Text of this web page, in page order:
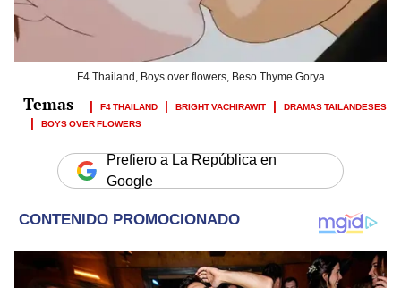
F4 Thailand, Boys over flowers, Beso Thyme Gorya
F4 THAILAND BRIGHT VACHIRAWIT
DRAMAS TAILANDESES
BOYS OVER FLOWERS
Prefiero a La República en
Google